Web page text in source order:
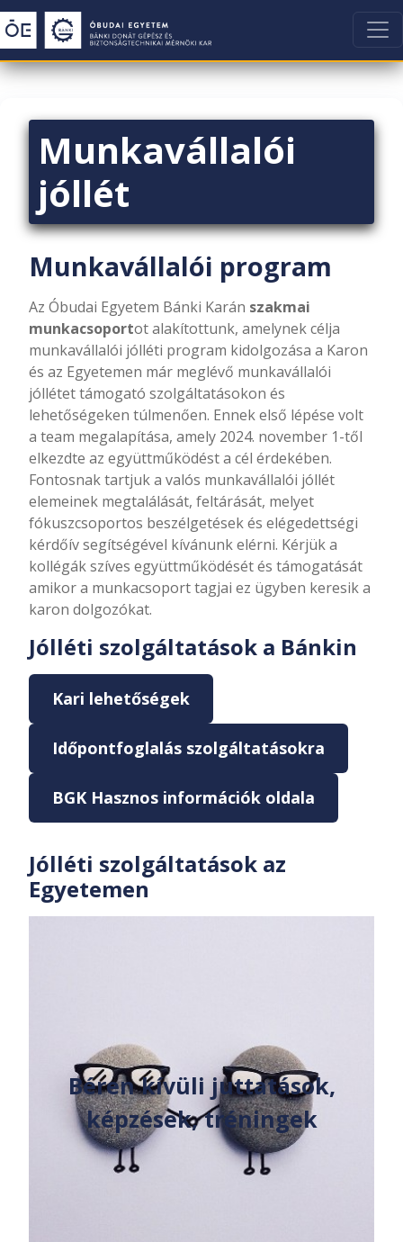
Munkavállalói
jóllét
Munkavállalói program
Az Óbudai Egyetem Bánki Karán szakmai
munkacsoportot alakítottunk, amelynek célja
munkavállalói jólléti program kidolgozása a Karon
és az Egyetemen már meglévő munkavállalói
jóllétet támogató szolgáltatásokon és
lehetőségeken túlmenően. Ennek első lépése volt
a team megalapítása, amely 2024. november 1-től
elkezdte az együttműködést a cél érdekében.
Fontosnak tartjuk a valós munkavállalói jóllét
elemeinek megtalálását, feltárását, melyet
fókuszcsoportos beszélgetések és elégedettségi
kérdőív segítségével kívánunk elérni. Kérjük a
kollégák szíves együttműködését és támogatását
amikor a munkacsoport tagjai ez ügyben keresik a
karon dolgozókat.
Jólléti szolgáltatások a Bánkin
Kari lehetőségek
Időpontfoglalás szolgáltatásokra
BGK Hasznos információk oldala
Jólléti szolgáltatások az
Egyetemen
Béren kívüli juttatások,
képzések, tréningek​